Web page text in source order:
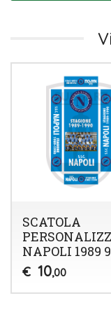
SCATOLA
NAPOLI 1989
€ 10,00